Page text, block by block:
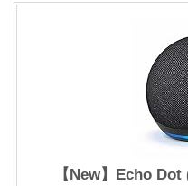
【New】Echo